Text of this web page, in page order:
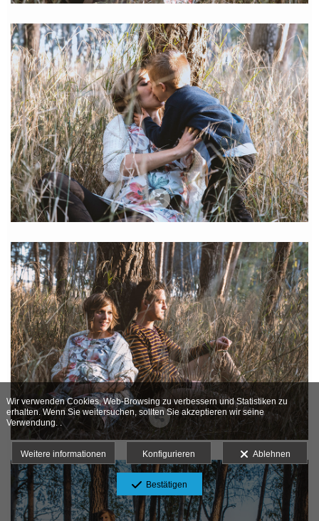
Wir verwenden Cookies, Web-Browsing zu verbessern und Statistiken zu
erhalten. Wenn Sie weitersuchen, sollten Sie akzeptieren wir seine
Verwendung. .
Weitere informationen Konfigurieren Ablehnen
Bestätigen